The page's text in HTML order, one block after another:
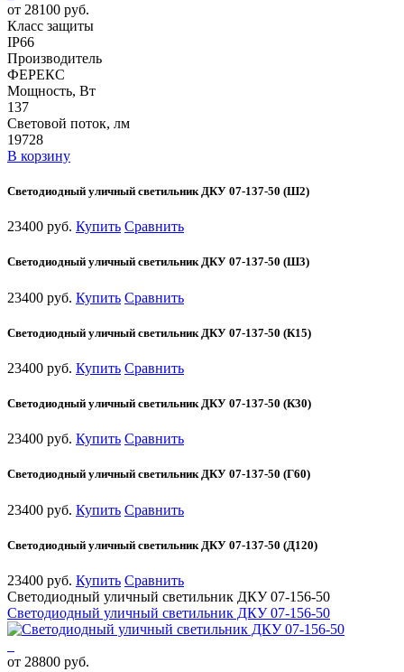
от 28100 руб.
Класс защиты
IP66
Производитель
ФЕРЕКС
Мощность, Вт
137
Световой поток, лм
19728
В корзину
Светодиодный уличный светильник ДКУ 07-137-50 (Ш2)
23400 руб. Купить Сравнить
Светодиодный уличный светильник ДКУ 07-137-50 (Ш3)
23400 руб. Купить Сравнить
Светодиодный уличный светильник ДКУ 07-137-50 (К15)
23400 руб. Купить Сравнить
Светодиодный уличный светильник ДКУ 07-137-50 (К30)
23400 руб. Купить Сравнить
Светодиодный уличный светильник ДКУ 07-137-50 (Г60)
23400 руб. Купить Сравнить
Светодиодный уличный светильник ДКУ 07-137-50 (Д120)
23400 руб. Купить Сравнить
Светодиодный уличный светильник ДКУ 07-156-50
Светодиодный уличный светильник ДКУ 07-156-50
от 28800 руб.